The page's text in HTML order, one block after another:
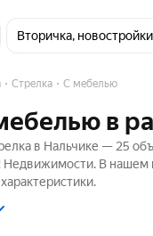
Вторичка, новостройки
Стрелка С мебелью
в
в Нальчике — 25
В нашем